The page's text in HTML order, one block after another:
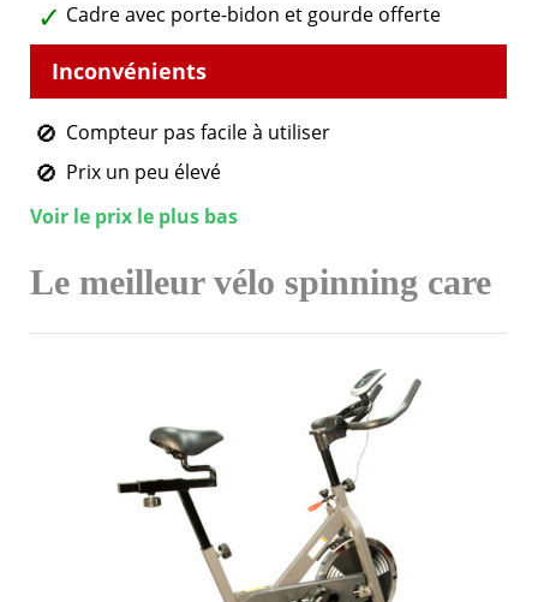
Cadre avec porte-bidon et gourde offerte
Compteur pas facile à utiliser
Prix un peu élevé
Voir le prix le plus bas
Le meilleur vélo spinning care